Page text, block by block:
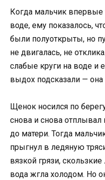
Когда мальчик впервые
воде, ему показалось,
были полуоткрыты, но
не двигалась, не
слабые круги на воде
выдох подсказали —
Щенок носился по
снова и снова отплывал
до матери. Тогда
прыгнул в ледяную
вязкой грязи,
вода жгла холодом. Но